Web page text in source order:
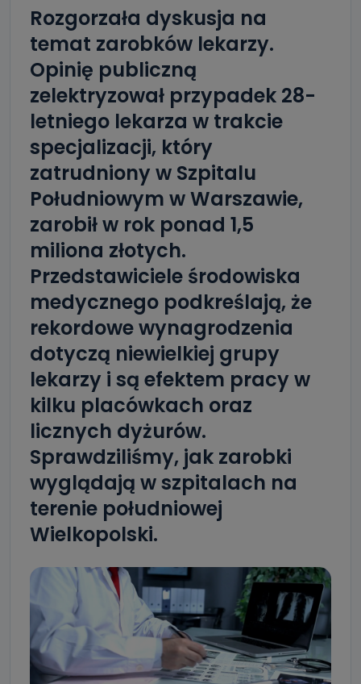
Rozgorzała dyskusja na
temat zarobków lekarzy.
Opinię publiczną
zelektryzował przypadek 28-
letniego lekarza w trakcie
specjalizacji, który
zatrudniony w Szpitalu
Południowym w Warszawie,
zarobił w rok ponad 1,5
miliona złotych.
Przedstawiciele środowiska
medycznego podkreślają, że
rekordowe wynagrodzenia
dotyczą niewielkiej grupy
lekarzy i są efektem pracy w
kilku placówkach oraz
licznych dyżurów.
Sprawdziliśmy, jak zarobki
wyglądają w szpitalach na
terenie południowej
Wielkopolski.